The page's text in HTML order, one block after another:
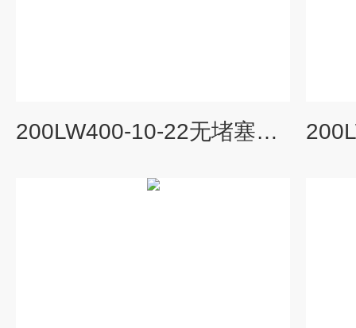
200LW400-10-22无堵塞立式排污泵